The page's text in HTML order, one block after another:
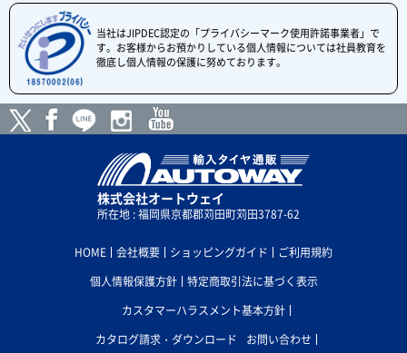
当社はJIPDEC認定の「プライバシーマーク使用許諾事業者」で
す。お客様からお預かりしている個人情報については社員教育を
徹底し個人情報の保護に努めております。
株式会社オートウェイ
所在地 : 福岡県京都郡苅田町苅田3787-62
HOME 会社概要 ショッピングガイド
ご利用規約
個人情報保護方針
特定商取引法に基づく表示
カスタマーハラスメント基本方針
カタログ請求・ダウンロード
お問い合わせ